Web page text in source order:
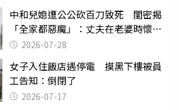
中和兒媳遭公公砍百刀致死 閨密揭
「全家都惡魔」：丈夫在老婆時懷孕
摔東西
2026-07-28
女子入住飯店遇停電 摸黑下樓被員
工告知：倒閉了
2026-07-17